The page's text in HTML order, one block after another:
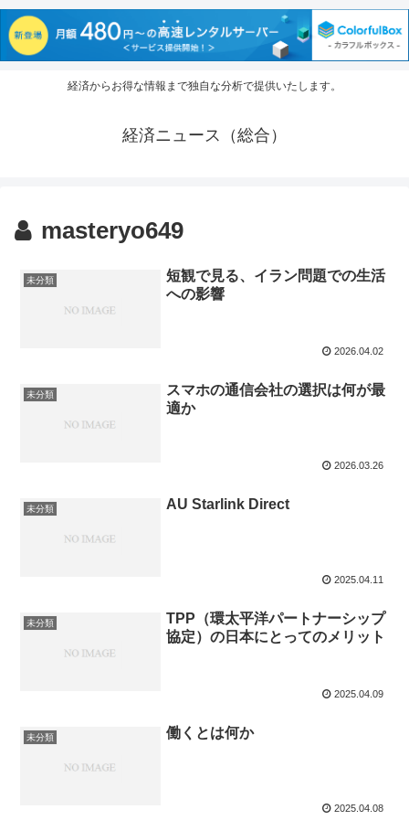
経済からお得な情報まで独自な分析で提供いたします。
経済ニュース（総合）
masteryo649
未分類
短観で見る、イラン問題での生活
への影響
2026.04.02
未分類
スマホの通信会社の選択は何が最
適か
2026.03.26
未分類 AU Starlink Direct
2025.04.11
未分類
TPP（環太平洋パートナーシップ
協定）の日本にとってのメリット
2025.04.09
未分類 働くとは何か
2025.04.08